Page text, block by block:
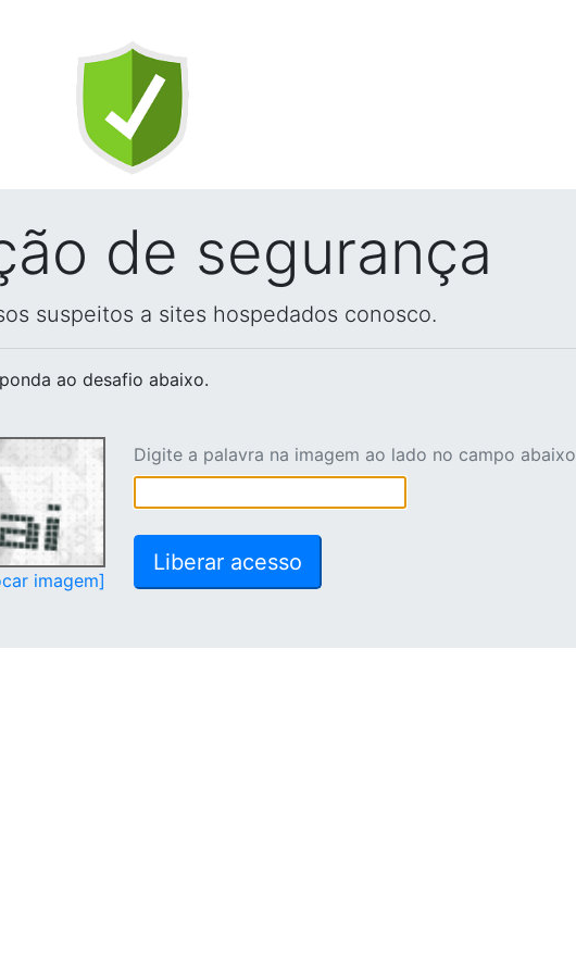
de segurança
suspeitos a sites hospedados conosco.
ao desafio abaixo.
imagem]
Digite a palavra na imagem ao lado no campo abaixo